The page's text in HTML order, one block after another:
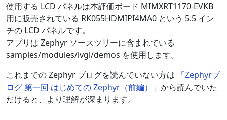
使用する LCD パネルは本評価ボード MIMXRT1170-EVKB
用に販売されている RK055HDMIPI4MA0 という 5.5 イン
チの LCD パネルです。
アプリは Zephyr ソースツリーに含まれている
samples/modules/lvgl/demos を使用します。
これまでの Zephyr ブログを読んでいない方は
「Zephyrブ
ログ 第一回 はじめての Zephyr（前編）」 から読んでいた
だけると、より理解が深まります。